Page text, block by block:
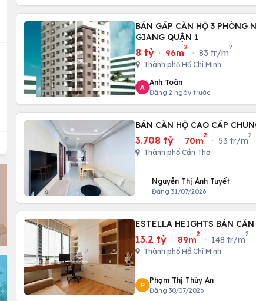
BÁN GẤP CĂN HỘ 3 PHÒNG
GIANG QUẬN 1
8 tỷ · 96m
2
· 83 tr/m
2
Thành phố Hồ Chí Minh
A
Anh Toàn
Đăng 2 ngày trước
BÁN CĂN HỘ CAO CẤP
3.708 tỷ · 70m
2
· 53 tr/m
2
Thành phố Cần Thơ
Nguyễn Thị Ánh Tuyết
Đăng 31/07/2026
ESTELLA HEIGHTS BÁN
13.2 tỷ · 89m
2
· 148 tr/m
2
Thành phố Hồ Chí Minh
P
Phạm Thị Thúy An
Đăng 30/07/2026